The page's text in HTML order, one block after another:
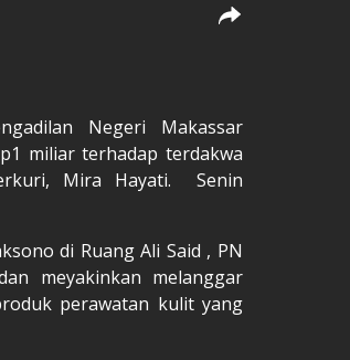
Negeri Makassar
miliar terhadap terdakwa
Mira Hayati. Senin
di Ruang Ali Said , PN
meyakinkan melanggar
perawatan kulit yang